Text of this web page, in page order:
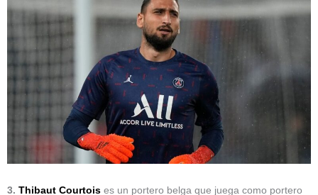
3. Thibaut Courtois es un portero belga que juega como portero